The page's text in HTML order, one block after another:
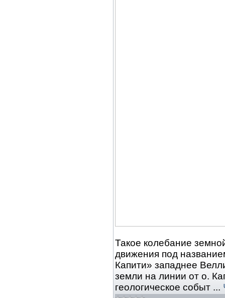
Такое колебание
движения под
Капити» западнее
земли на линии от о.
геологическое событ ...